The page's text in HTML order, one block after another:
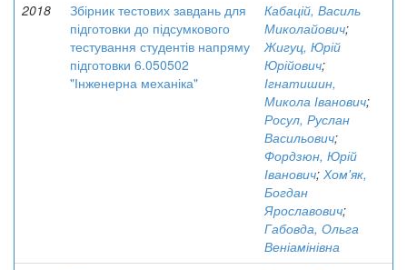
2018
Збірник тестових завдань для
підготовки до підсумкового
тестування студентів напряму
підготовки 6.050502
"Інженерна механіка"
Кабацій, Василь
Миколайович;
Жигуц, Юрій
Юрійович;
Ігнатишин,
Микола Іванович;
Росул, Руслан
Васильович;
Фордзюн, Юрій
Іванович; Хом'як,
Богдан
Ярославович;
Габовда, Ольга
Веніамінівна